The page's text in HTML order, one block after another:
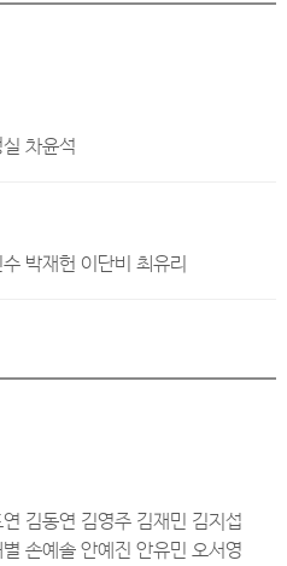
차윤석
박재헌 이단비 최유리
김동연 김영주 김재민 김지섭
손예솔 안예진 안유민 오서영